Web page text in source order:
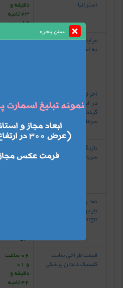
استرالیا
دقیقه و
43 ثانیه
قبل
مزایای مهاجران معلمان
به استرالیا
02 ساعت
اجرای حکم دادگاه خارجی
در ایران و تأثیر آن بر
گردشگری و
سرمایه‌گذاری بین‌المللی
و 24
دقیقه و
18 ثانیه
قبل
بازیگران فصل چهارم
سریال "زخم کاری"
و 37
نقد و بررسی مجموعه
بازجویی (به ترکی
Sorgu)
قیمت طراحی سایت
کلینیک دندان پزشکی
06 ساعت
و 01
دقیقه و
42 ثانیه
بستن پنجره